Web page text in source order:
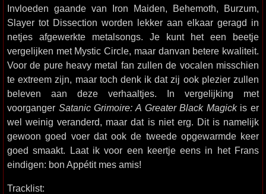
Invloeden gaande van Iron Maiden, Behemoth, Burzum,
Slayer tot Dissection worden lekker aan elkaar geragd in
netjes afgewerkte metalsongs. Je kunt het een beetje
vergelijken met Mystic Circle, maar danvan betere kwaliteit.
Voor de pure heavy metal fan zullen de vocalen misschien
te extreem zijn, maar toch denk ik dat zij ook plezier zullen
beleven aan deze verhaaltjes. In vergelijking met
voorganger Satanic Grimoire: A Greater Black Magickis er
wel weinig veranderd, maar dat is niet erg. Dit is namelijk
gewoon goed voer dat ook de tweede opgewarmde keer
goed smaakt. Laat ik voor een keertje eens in het Frans
eindigen: bon Appétit mes amis!
Tracklist: